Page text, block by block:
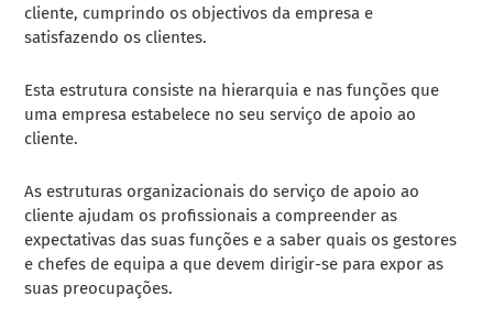
cliente, cumprindo os objectivos da empresa e
satisfazendo os clientes.
Esta estrutura consiste na hierarquia e nas funções que
uma empresa estabelece no seu serviço de apoio ao
cliente.
As estruturas organizacionais do serviço de apoio ao
cliente ajudam os profissionais a compreender as
expectativas das suas funções e a saber quais os gestores
e chefes de equipa a que devem dirigir-se para expor as
suas preocupações.